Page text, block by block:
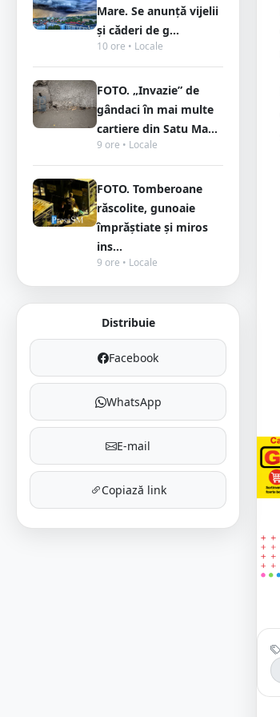
Mare. Se anunță vijelii
și căderi de g...
10 ore • Locale
FOTO. „Invazie” de
gândaci în mai multe
cartiere din Satu Ma...
9 ore • Locale
FOTO. Tomberoane
răscolite, gunoaie
împrăștiate și miros
ins...
9 ore • Locale
Distribuie
Facebook
WhatsApp
E-mail
Copiază link